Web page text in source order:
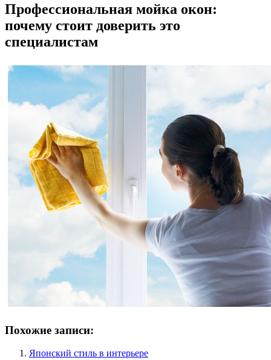
Профессиональная мойка окон:
почему стоит доверить это
специалистам
Похожие записи:
Японский стиль в интерьере